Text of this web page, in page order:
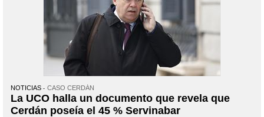
NOTICIAS CASO CERDÁN
La UCO halla un documento que revela que
Cerdán poseía el 45 % Servinabar